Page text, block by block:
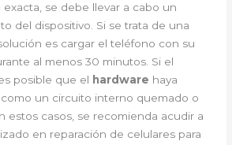
se debe llevar a cabo un
del dispositivo. Si se trata de una
es cargar el teléfono con su
al menos 30 minutos. Si el
posible que el hardware haya
un circuito interno quemado o
estos casos, se recomienda acudir a
en reparación de celulares para